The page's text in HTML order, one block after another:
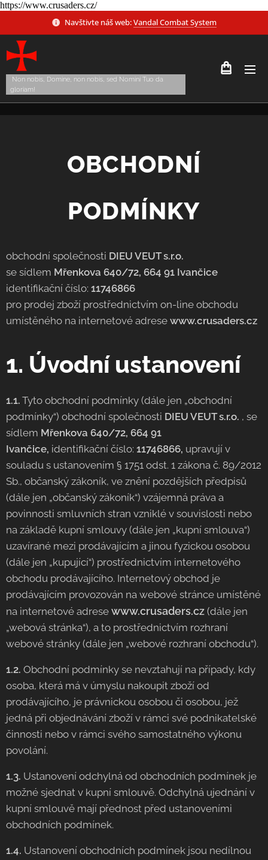
https://www.crusaders.cz/
Navštivte náš web:Vandal Combat System
Non nobis, Domine, non nobis, sed Nomini Tuo da
gloriam!
OBCHODNÍ
PODMÍNKY
obchodní společnosti DIEU VEUT s.r.o.
se sídlem Mřenkova 640/72, 664 91 Ivančice
identifikační číslo: 11746866
pro prodej zboží prostřednictvím on-line obchodu
umístěného na internetové adrese www.crusaders.cz
1. Úvodní ustanovení
1.1. Tyto obchodní podmínky (dále jen „obchodní
podmínky“) obchodní společnosti DIEU VEUT s.r.o. , se
sídlem Mřenkova 640/72, 664 91
Ivančice, identifikační číslo: 11746866, upravují v
souladu s ustanovením § 1751 odst. 1 zákona č. 89/2012
Sb., občanský zákoník, ve znění pozdějších předpisů
(dále jen „občanský zákoník“) vzájemná práva a
povinnosti smluvních stran vzniklé v souvislosti nebo
na základě kupní smlouvy (dále jen „kupní smlouva“)
uzavírané mezi prodávajícím a jinou fyzickou osobou
(dále jen „kupující“) prostřednictvím internetového
obchodu prodávajícího. Internetový obchod je
prodávajícím provozován na webové stránce umístěné
na internetové adrese www.crusaders.cz (dále jen
„webová stránka“), a to prostřednictvím rozhraní
webové stránky (dále jen „webové rozhraní obchodu“).
1.2. Obchodní podmínky se nevztahují na případy, kdy
osoba, která má v úmyslu nakoupit zboží od
prodávajícího, je právnickou osobou či osobou, jež
jedná při objednávání zboží v rámci své podnikatelské
činnosti nebo v rámci svého samostatného výkonu
povolání.
1.3. Ustanovení odchylná od obchodních podmínek je
možné sjednat v kupní smlouvě. Odchylná ujednání v
kupní smlouvě mají přednost před ustanoveními
obchodních podmínek.
1.4. Ustanovení obchodních podmínek jsou nedílnou